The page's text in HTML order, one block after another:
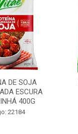
DE SOJA
ESCURA
400G
22184